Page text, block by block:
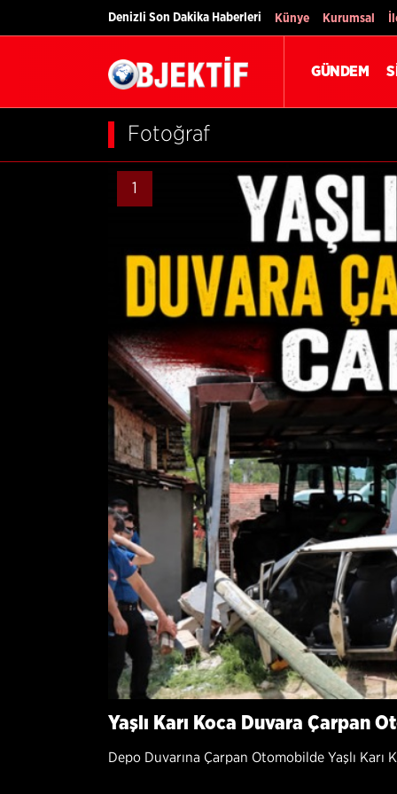
Denizli Son Dakika Haberleri Künye Kurumsal
GÜNDEM
Fotoğraf
1
Yaşlı Karı Koca Duvara Çarpan
Depo Duvarına Çarpan Otomobilde Yaşlı Karı